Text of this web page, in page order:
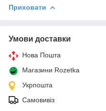
Приховати
Умови доставки
Нова Пошта
Магазини Rozetka
Укрпошта
Самовивіз